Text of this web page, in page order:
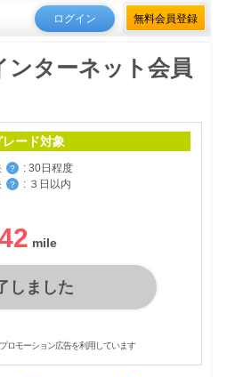
ログイン 無料会員登録
ンターネット会員
レード対象
？ : 30日程度
？ : ３日以内
しました
ロモーション広告を利用しています